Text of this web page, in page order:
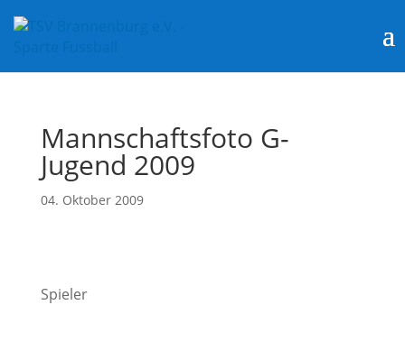
Mannschaftsfoto G-
Jugend 2009
04. Oktober 2009
Spieler